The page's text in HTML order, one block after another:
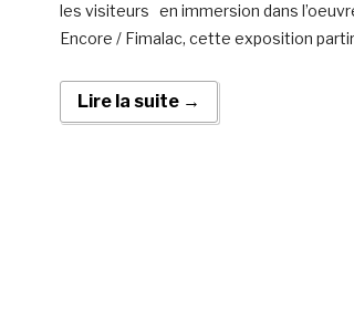
les visiteurs en immersion dans
Encore / Fimalac, cette exposition
Lire la suite →